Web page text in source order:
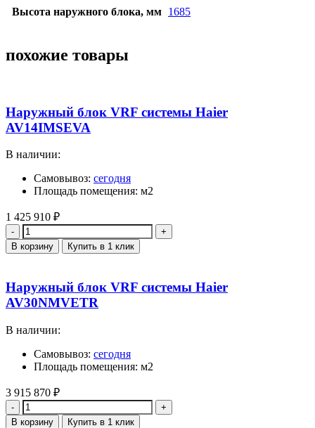
Высота наружного блока, мм 1685
похожие товары
Наружный блок VRF системы Haier
AV14IMSEVA
В наличии:
Самовывоз: сегодня
Площадь помещения: м2
1 425 910 ₽
Количество
В корзину Купить в 1 клик
Наружный блок VRF системы Haier
AV30NMVETR
В наличии:
Самовывоз: сегодня
Площадь помещения: м2
3 915 870 ₽
Количество
В корзину Купить в 1 клик